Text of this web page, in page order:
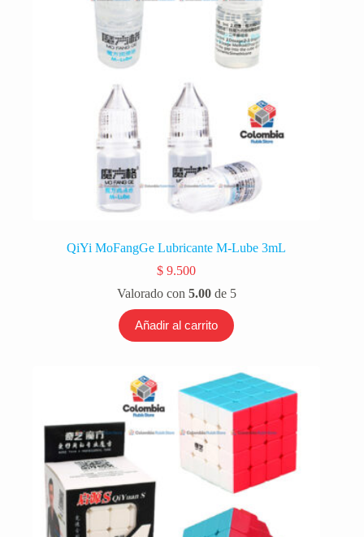
QiYi MoFangGe Lubricante M-Lube 3mL
$ 9.500
Valorado con 5.00de 5
Añadir al carrito